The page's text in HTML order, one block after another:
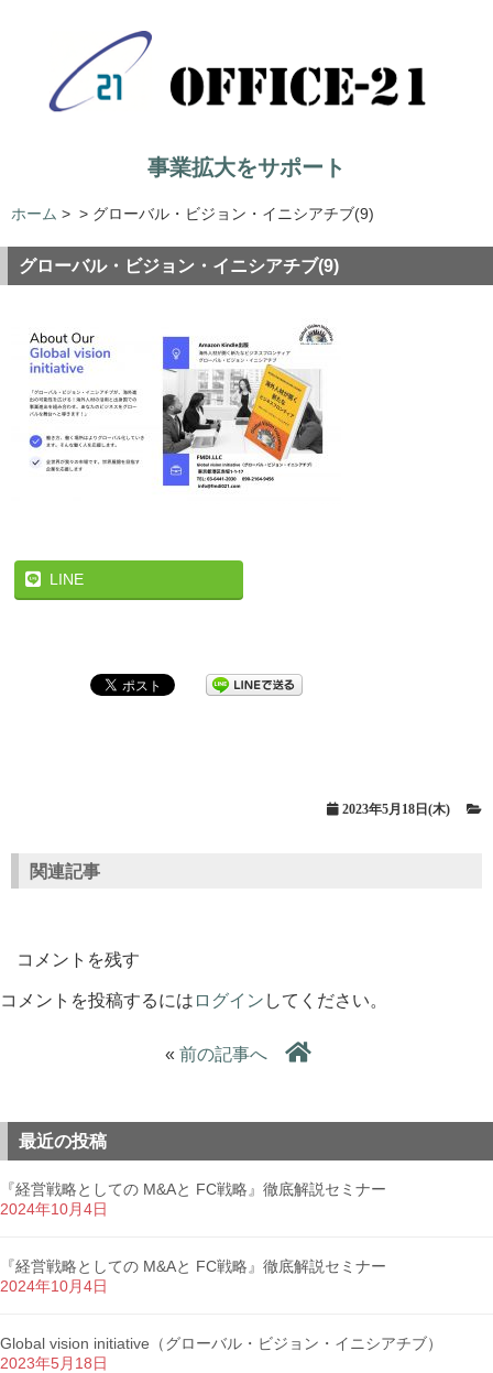
事業拡大をサポート
ホーム > > グローバル・ビジョン・イニシアチブ(9)
グローバル・ビジョン・イニシアチブ(9)
LINE
2023年5月18日(木)
関連記事
コメントを残す
コメントを投稿するには ログイン してください。
« 前の記事へ
最近の投稿
『経営戦略としての M&Aと FC戦略』徹底解説セミナー
2024年10月4日
『経営戦略としての M&Aと FC戦略』徹底解説セミナー
2024年10月4日
Global vision initiative（グローバル・ビジョン・イニシアチブ）
2023年5月18日